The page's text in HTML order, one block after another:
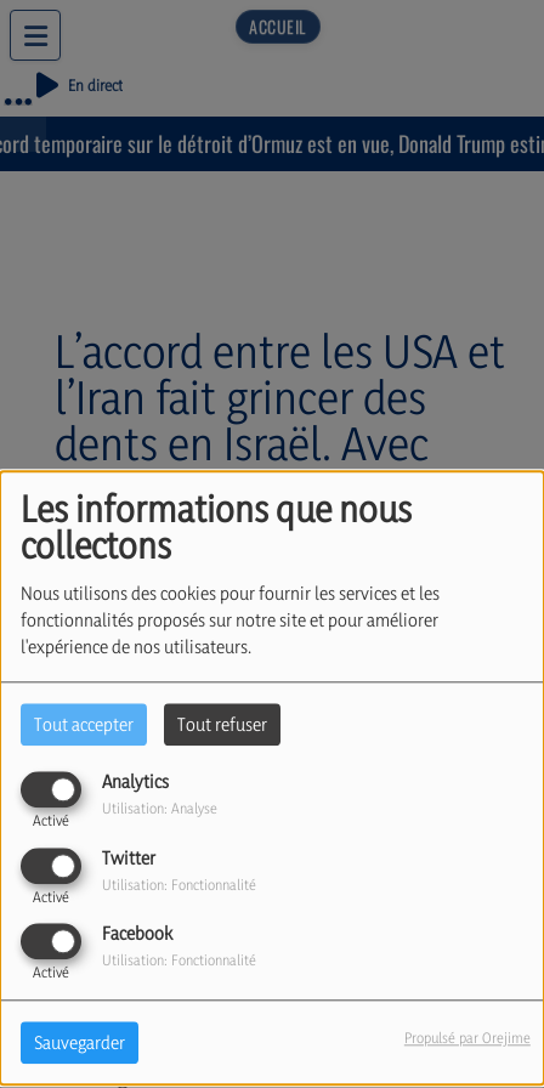
Les informations que nous
collectons
Nous utilisons des cookies pour fournir les services et les
fonctionnalités proposés sur notre site et pour améliorer
l'expérience de nos utilisateurs.
Tout accepter Tout refuser
Analytics
Activé
Utilisation: Analyse
Twitter
Activé
Utilisation: Fonctionnalité
Facebook
Activé
Utilisation: Fonctionnalité
Sauvegarder Propulsé par Orejime
En direct
temporaire sur le détroit d’Ormuz est en vue, Donald Trump
L’accord entre les USA et
l’Iran fait grincer des
dents en Israël. Avec
Raphaël Jérusalmy
(15/06/2026)
Écouter le podcast
L’accord entre les USA et l’Iran fait grincer des
dents en Israël.
On en parle avec Raphaël Jérusalmy, ancien Officier